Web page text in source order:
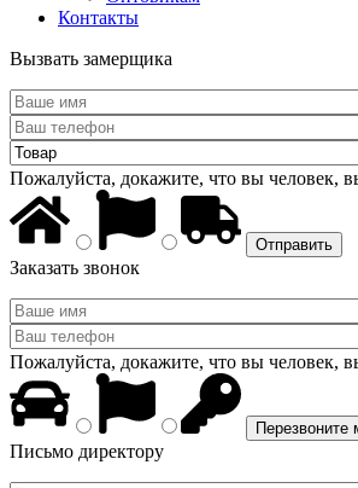
Контакты
Вызвать замерщика
Пожалуйста, докажите, что вы человек,
Заказать звонок
Пожалуйста, докажите, что вы человек,
Письмо директору